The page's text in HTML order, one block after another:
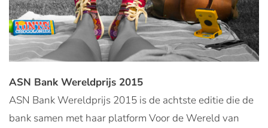
ASN Bank Wereldprijs 2015
ASN Bank Wereldprijs 2015 is de achtste editie die de
bank samen met haar platform Voor de Wereld van